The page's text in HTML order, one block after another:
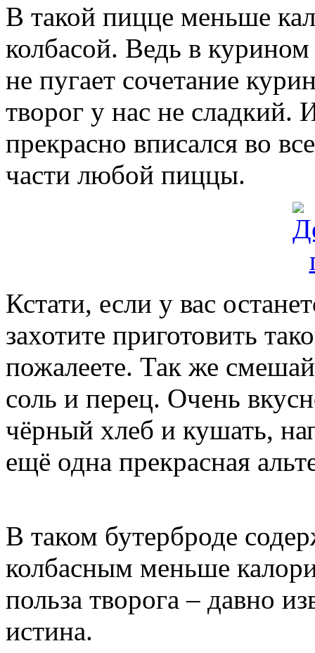
В такой пицце меньше
колбасой. Ведь в
не пугает сочетание
творог у нас не сладкий.
прекрасно вписался во
части любой пиццы.
Кстати, если у вас
захотите приготовить
пожалеете. Так же
соль и перец. Очень
чёрный хлеб и кушать,
ещё одна прекрасная
В таком бутерброде
колбасным меньше
польза творога – давно
истина.